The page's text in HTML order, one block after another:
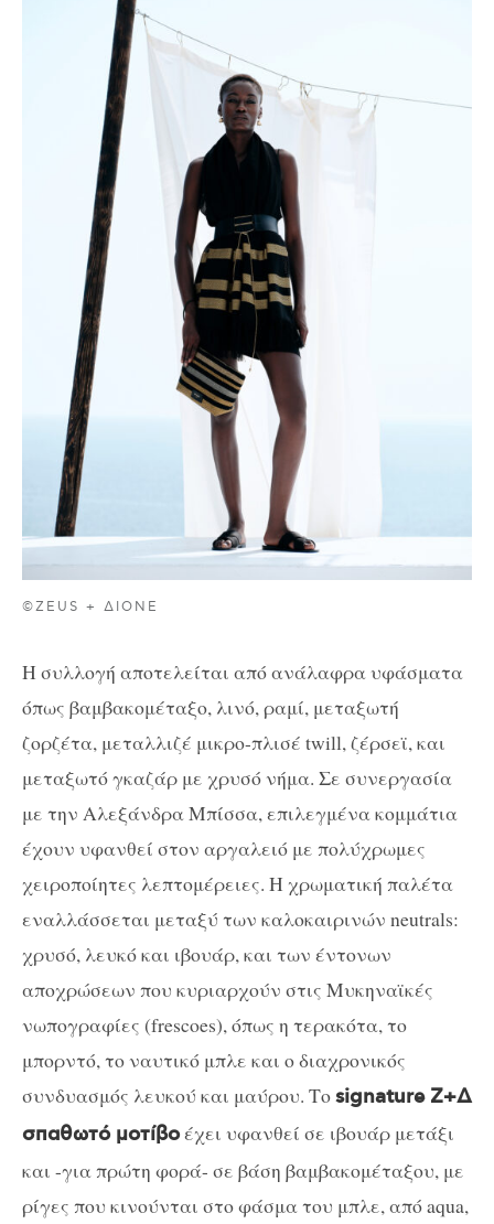
©ZEUS + ΔIONE
Η συλλογή αποτελείται από ανάλαφρα υφάσματα
όπως βαμβακομέταξο, λινό, ραμί, μεταξωτή
ζορζέτα, μεταλλιζέ μικρο-πλισέ twill, ζέρσεϊ, και
μεταξωτό γκαζάρ με χρυσό νήμα. Σε συνεργασία
με την Αλεξάνδρα Μπίσσα, επιλεγμένα κομμάτια
έχουν υφανθεί στον αργαλειό με πολύχρωμες
χειροποίητες λεπτομέρειες. Η χρωματική παλέτα
εναλλάσσεται μεταξύ των καλοκαιρινών neutrals:
χρυσό, λευκό και ιβουάρ, και των έντονων
αποχρώσεων που κυριαρχούν στις Μυκηναϊκές
νωπογραφίες (frescoes), όπως η τερακότα, το
μπορντό, το ναυτικό μπλε και ο διαχρονικός
συνδυασμός λευκού και μαύρου. Τοsignature Z+Δ
σπαθωτό μοτίβοέχει υφανθεί σε ιβουάρ μετάξι
και -για πρώτη φορά- σε βάση βαμβακομέταξου, με
ρίγες που κινούνται στο φάσμα του μπλε, από aqua,